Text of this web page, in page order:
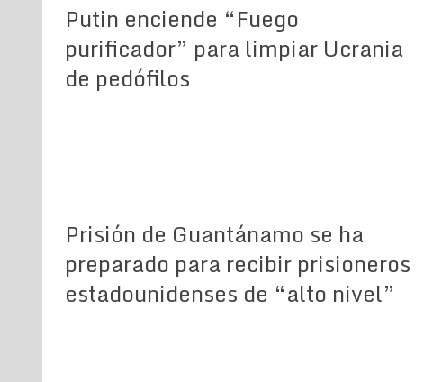
Putin enciende “Fuego
purificador” para limpiar Ucrania
de pedófilos
Prisión de Guantánamo se ha
preparado para recibir prisioneros
estadounidenses de “alto nivel”